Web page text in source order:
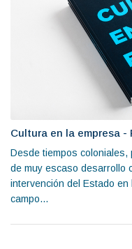
Cultura en la empresa -
Desde tiempos
de muy escaso desarrollo
intervención del Estado
campo...